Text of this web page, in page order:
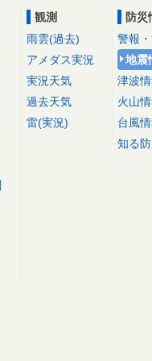
観測
雨雲(過去)
アメダス実況
実況天気
過去天気
雷(実況)
防災
警報
地震
津波
火山
台風
知る